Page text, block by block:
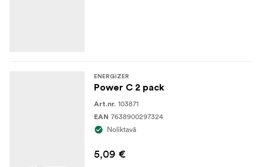
ENERGIZER
Power C 2 pack
Art.nr. 103871
EAN 7638900297324
Noliktavā
5,09 €